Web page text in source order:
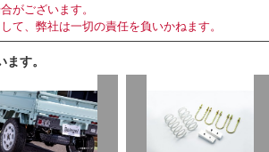
がございます。
て、弊社は一切の責任を負いかねます。
す。